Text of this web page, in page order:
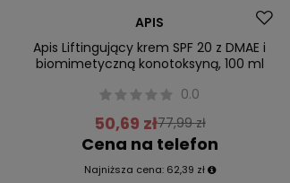
APIS
Apis Liftingujący krem SPF 20 z DMAE i
biomimetyczną konotoksyną, 100 ml
0.0
50,69 zł77,99 zł
Cena na telefon
Najniższa cena: 62,39 zł